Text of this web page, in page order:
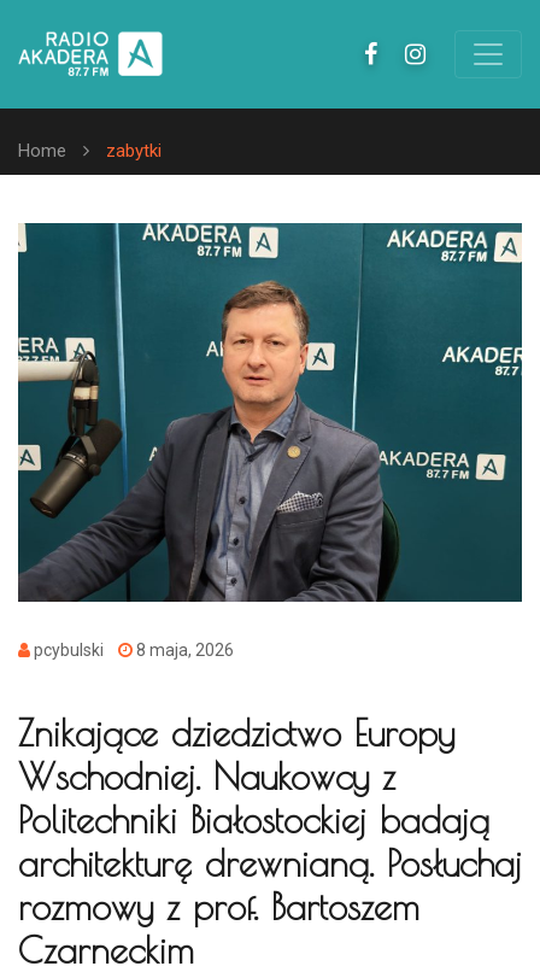
Home zabytki
pcybulski 8 maja, 2026
Znikające dziedzictwo Europy
Wschodniej. Naukowcy z
Politechniki Białostockiej badają
architekturę drewnianą. Posłuchaj
rozmowy z prof. Bartoszem
Czarneckim